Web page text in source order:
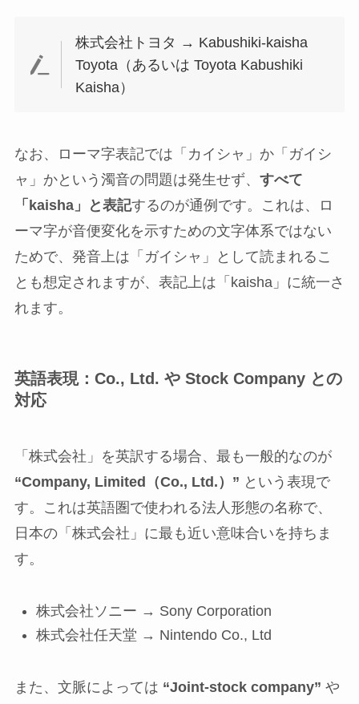
株式会社トヨタ → Kabushiki-kaisha
Toyota（あるいは Toyota Kabushiki
Kaisha）
なお、ローマ字表記では「カイシャ」か「ガイシ
ャ」かという濁音の問題は発生せず、 すべて
「kaisha」と表記するのが通例です。これは、ロ
ーマ字が音便変化を示すための文字体系ではない
ためで、発音上は「ガイシャ」として読まれるこ
とも想定されますが、表記上は「kaisha」に統一さ
れます。
英語表現：Co., Ltd. や Stock Company との
対応
「株式会社」を英訳する場合、最も一般的なのが
“Company, Limited（Co., Ltd.）” という表現で
す。これは英語圏で使われる法人形態の名称で、
日本の「株式会社」に最も近い意味合いを持ちま
す。
株式会社ソニー → Sony Corporation
株式会社任天堂 → Nintendo Co., Ltd
また、文脈によっては “Joint-stock company” や